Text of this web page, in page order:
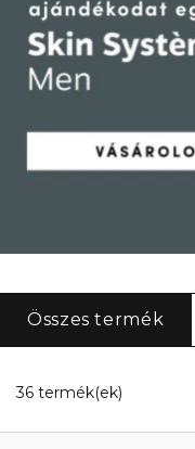
Összes termék
36 termék(ek)